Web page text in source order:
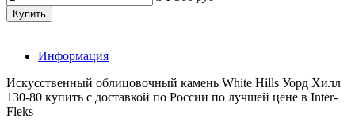
Информация
Искусственный облицовочный камень White Hills Уорд Хилл
130-80 купить с доставкой по России по лучшей цене в Inter-
Fleks